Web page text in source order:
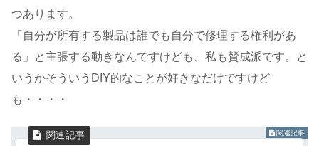
つあります。
「自分が所有する製品は誰でも自分で修理する権利があ
る」と主張する動きなんですけども、私も賛成派です。と
いうかそういうDIY的なことが好きなだけですけど
も・・・・